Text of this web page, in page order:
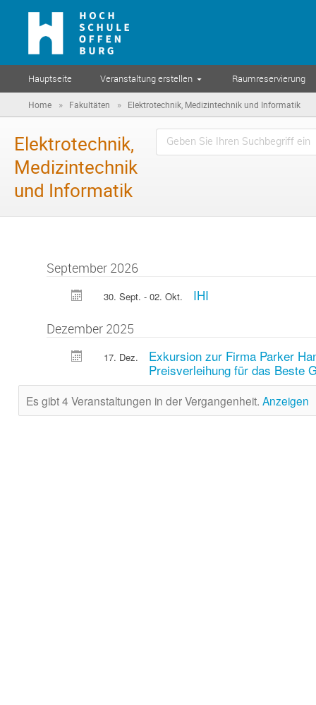
Hauptseite Veranstaltung erstellen Raumreservierung
Home » Fakultäten » Elektrotechnik, Medizintechnik und Informatik
Elektrotechnik,
Medizintechnik
und Informatik
September 2026
30. Sept. - 02. Okt. IHI
Dezember 2025
17. Dez.
Exkursion zur Firma Parker
Preisverleihung für das Beste
Es gibt 4 Veranstaltungen in der Vergangenheit. Anzeigen